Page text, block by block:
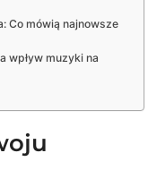
Co mówią najnowsze
wpływ muzyki na